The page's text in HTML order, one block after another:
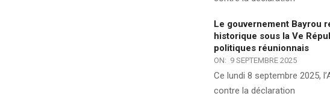
Le gouvernement Bayrou
historique sous la Ve
politiques réunionnais
ON: 9 SEPTEMBRE 2025
Ce lundi 8 septembre 2025,
contre la déclaration